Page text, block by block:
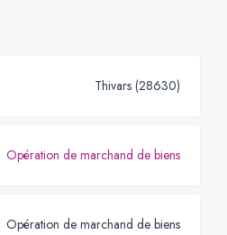
Thivars (28630)
Opération de marchand de biens
Opération de marchand de biens